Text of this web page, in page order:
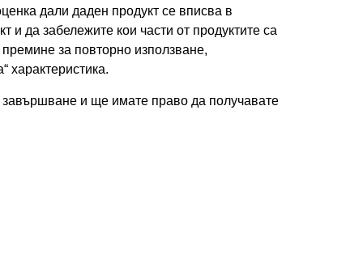
дали даден продукт се вписва в
и да забележите кои части от продуктите са
за повторно използване,
характеристика.
и ще имате право да получавате